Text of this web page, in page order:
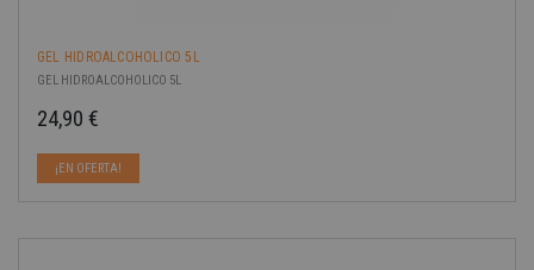
GEL HIDROALCOHOLICO 5L
GEL HIDROALCOHOLICO 5L
24,90 €
¡EN OFERTA!